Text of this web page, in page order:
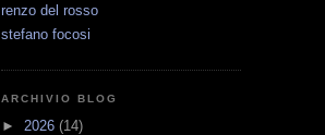
renzo del rosso
stefano focosi
ARCHIVIO BLOG
► 2026 (14)